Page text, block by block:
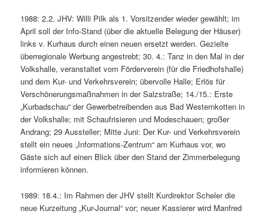
1988: 2.2. JHV: Willi Pilk als 1. Vorsitzender wieder gewählt; im
April soll der Info-Stand (über die aktuelle Belegung der Häuser)
links v. Kurhaus durch einen neuen ersetzt werden. Gezielte
überregionale Werbung angestrebt; 30. 4.: Tanz in den Mal in der
Volkshalle, veranstaltet vom Förderverein (für die Friedhofshalle)
und dem Kur- und Verkehrsverein; übervolle Halle; Erlös für
Verschönerungsmaßnahmen in der Salzstraße; 14./15.: Erste
„Kurbadschau“ der Gewerbetreibenden aus Bad Westernkotten in
der Volkshalle; mit Schaufrisieren und Modeschauen; großer
Andrang; 29 Aussteller; Mitte Juni: Der Kur- und Verkehrsverein
stellt ein neues „Informations-Zentrum“ am Kurhaus vor, wo
Gäste sich auf einen Blick über den Stand der Zimmerbelegung
informieren können.
1989: 18.4.: Im Rahmen der JHV stellt Kurdirektor Scheler die
neue Kurzeitung „Kur-Journal“ vor; neuer Kassierer wird Manfred